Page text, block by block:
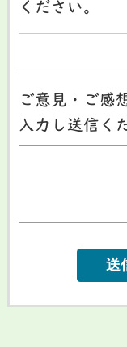
ください。
ご意見・ご感
入力し送信く